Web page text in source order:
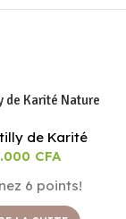
de Karité Nature
de Karité
CFA
6 points!